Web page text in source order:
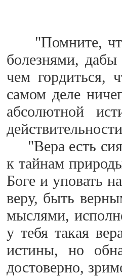
"Помните, что
болезнями,
чем гордиться,
самом деле
абсолютной
"Вера есть
к тайнам
Боге и уповать
веру, быть
мыслями,
у тебя такая
истины, но
достоверно,